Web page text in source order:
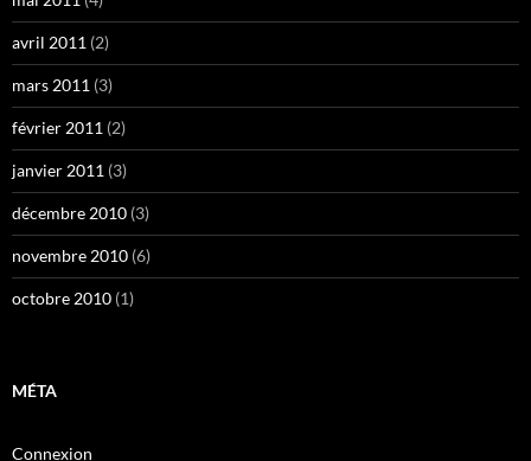
avril 2011 (2)
mars 2011 (3)
février 2011 (2)
janvier 2011 (3)
décembre 2010 (3)
novembre 2010 (6)
octobre 2010 (1)
MÉTA
Connexion